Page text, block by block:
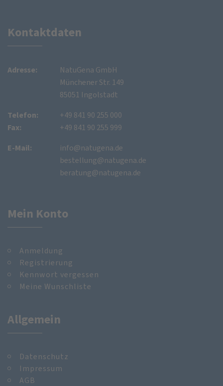
Kontaktdaten
Adresse:
NatuGena GmbH
Münchener Str. 149
85051 Ingolstadt
Telefon:
Fax:
+49 841 90 255 000
+49 841 90 255 999
E-Mail:
info@natugena.de
bestellung@natugena.de
beratung@natugena.de
Mein Konto
Anmeldung
Registrierung
Kennwort vergessen
Meine Wunschliste
Allgemein
Datenschutz
Impressum
AGB